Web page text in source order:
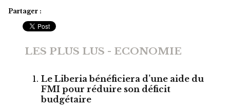
Partager :
LES PLUS LUS - ECONOMIE
Le Liberia bénéficiera d’une aide du
FMI pour réduire son déficit
budgétaire